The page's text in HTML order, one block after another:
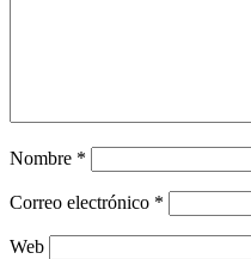
Nombre *
Correo electrónico *
Web